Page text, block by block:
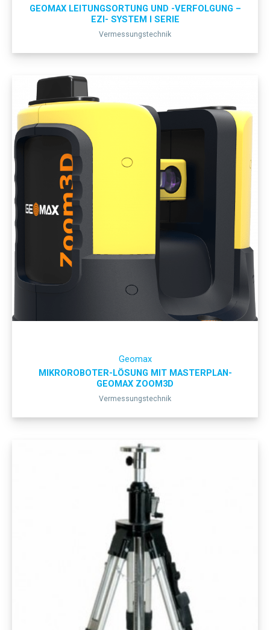
GEOMAX LEITUNGSORTUNG UND -VERFOLGUNG –
EZI- SYSTEM I SERIE
Vermessungstechnik
Geomax
MIKROROBOTER-LÖSUNG MIT MASTERPLAN-
GEOMAX ZOOM3D
Vermessungstechnik